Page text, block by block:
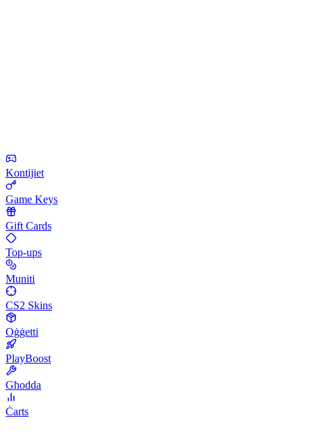
Kontijiet
Game Keys
Gift Cards
Top-ups
Muniti
CS2 Skins
Oġġetti
PlayBoost
Għodda
Ċarts